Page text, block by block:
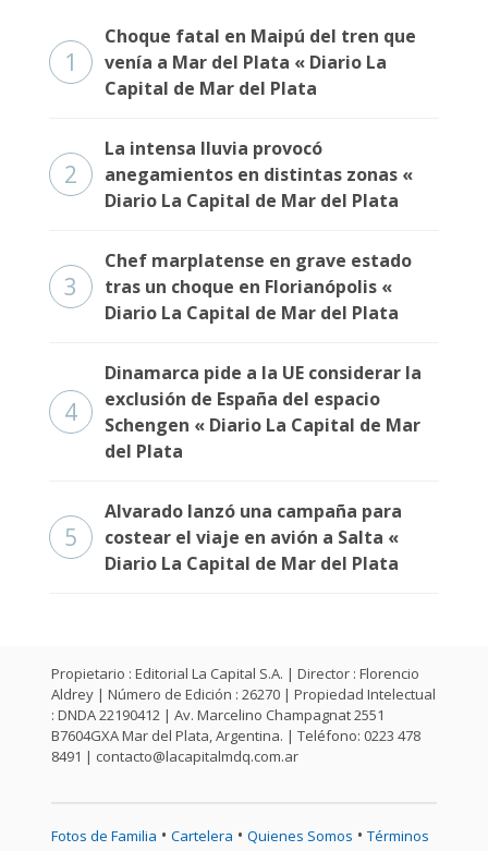
1
Choque fatal en Maipú del tren que
venía a Mar del Plata « Diario La
Capital de Mar del Plata
2
La intensa lluvia provocó
anegamientos en distintas zonas «
Diario La Capital de Mar del Plata
3
Chef marplatense en grave estado
tras un choque en Florianópolis «
Diario La Capital de Mar del Plata
4
Dinamarca pide a la UE considerar la
exclusión de España del espacio
Schengen « Diario La Capital de Mar
del Plata
5
Alvarado lanzó una campaña para
costear el viaje en avión a Salta «
Diario La Capital de Mar del Plata
Propietario : Editorial La Capital S.A. | Director : Florencio
Aldrey | Número de Edición : 26270 | Propiedad Intelectual
: DNDA 22190412 | Av. Marcelino Champagnat 2551
B7604GXA Mar del Plata, Argentina. | Teléfono: 0223 478
8491 | contacto@lacapitalmdq.com.ar
Fotos de Familia • Cartelera • Quienes Somos • Términos